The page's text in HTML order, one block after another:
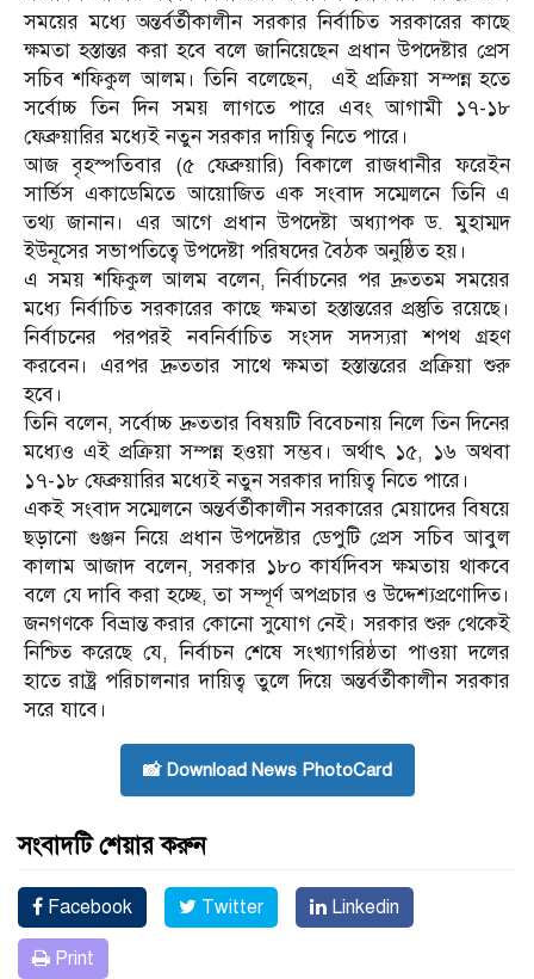
সময়ের মধ্যে অন্তর্বর্তীকালীন সরকার নির্বাচিত সরকারের কাছে
ক্ষমতা হস্তান্তর করা হবে বলে জানিয়েছেন প্রধান উপদেষ্টার প্রেস
সচিব শফিকুল আলম। তিনি বলেছেন, এই প্রক্রিয়া সম্পন্ন হতে
সর্বোচ্চ তিন দিন সময় লাগতে পারে এবং আগামী ১৭-১৮
ফেব্রুয়ারির মধ্যেই নতুন সরকার দায়িত্ব নিতে পারে।
আজ বৃহস্পতিবার (৫ ফেব্রুয়ারি) বিকালে রাজধানীর ফরেইন
সার্ভিস একাডেমিতে আয়োজিত এক সংবাদ সম্মেলনে তিনি এ
তথ্য জানান। এর আগে প্রধান উপদেষ্টা অধ্যাপক ড. মুহাম্মদ
ইউনূসের সভাপতিত্বে উপদেষ্টা পরিষদের বৈঠক অনুষ্ঠিত হয়।
এ সময় শফিকুল আলম বলেন, নির্বাচনের পর দ্রুততম সময়ের
মধ্যে নির্বাচিত সরকারের কাছে ক্ষমতা হস্তান্তরের প্রস্তুতি রয়েছে।
নির্বাচনের পরপরই নবনির্বাচিত সংসদ সদস্যরা শপথ গ্রহণ
করবেন। এরপর দ্রুততার সাথে ক্ষমতা হস্তান্তরের প্রক্রিয়া শুরু
হবে।
তিনি বলেন, সর্বোচ্চ দ্রুততার বিষয়টি বিবেচনায় নিলে তিন দিনের
মধ্যেও এই প্রক্রিয়া সম্পন্ন হওয়া সম্ভব। অর্থাৎ ১৫, ১৬ অথবা
১৭-১৮ ফেব্রুয়ারির মধ্যেই নতুন সরকার দায়িত্ব নিতে পারে।
একই সংবাদ সম্মেলনে অন্তর্বর্তীকালীন সরকারের মেয়াদের বিষয়ে
ছড়ানো গুঞ্জন নিয়ে প্রধান উপদেষ্টার ডেপুটি প্রেস সচিব আবুল
কালাম আজাদ বলেন, সরকার ১৮০ কার্যদিবস ক্ষমতায় থাকবে
বলে যে দাবি করা হচ্ছে, তা সম্পূর্ণ অপপ্রচার ও উদ্দেশ্যপ্রণোদিত।
জনগণকে বিভ্রান্ত করার কোনো সুযোগ নেই। সরকার শুরু থেকেই
নিশ্চিত করেছে যে, নির্বাচন শেষে সংখ্যাগরিষ্ঠতা পাওয়া দলের
হাতে রাষ্ট্র পরিচালনার দায়িত্ব তুলে দিয়ে অন্তর্বর্তীকালীন সরকার
সরে যাবে।
📸 Download News PhotoCard
সংবাদটি শেয়ার করুন
Facebook Twitter Linkedin
Print